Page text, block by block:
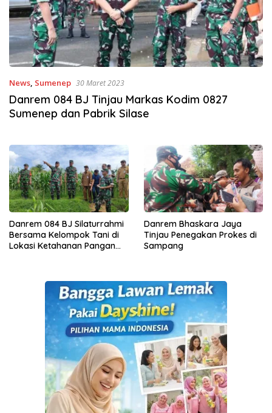
News, Sumenep 30 Maret 2023
Danrem 084 BJ Tinjau Markas Kodim 0827
Sumenep dan Pabrik Silase
Danrem 084 BJ Silaturrahmi
Bersama Kelompok Tani di
Lokasi Ketahanan Pangan
Danrem Bhaskara Jaya
Tinjau Penegakan Prokes di
Sampang